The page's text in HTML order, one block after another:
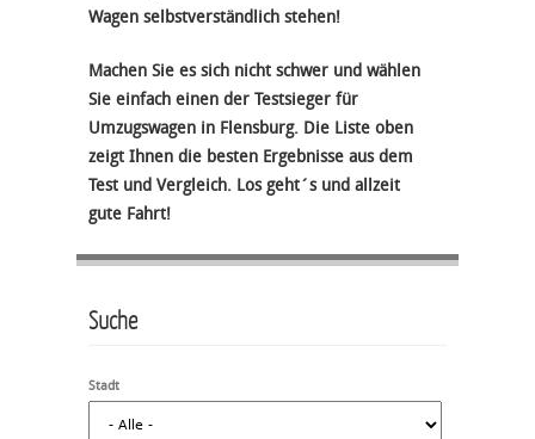
Wagen selbstverständlich stehen!
Machen Sie es sich nicht schwer und wählen
Sie einfach einen der Testsieger für
Umzugswagen in Flensburg. Die Liste oben
zeigt Ihnen die besten Ergebnisse aus dem
Test und Vergleich. Los geht´s und allzeit
gute Fahrt!
Suche
Stadt